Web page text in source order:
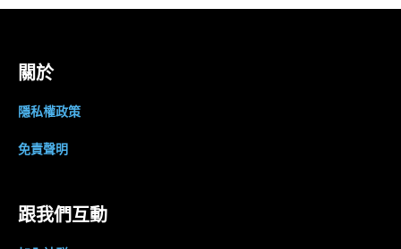
關於
隱私權政策
免責聲明
跟我們互動